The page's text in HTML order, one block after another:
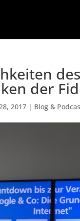
der
2017 | Blog &